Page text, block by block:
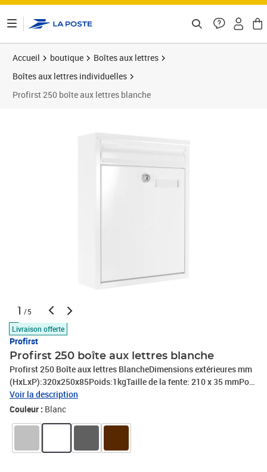
Accueil boutique
Boîtes aux lettres
Boîtes aux lettres individuelles
Profirst 250 boîte aux lettres blanche
1 /5
Livraison offerte
Profirst
Profirst 250 boîte aux lettres blanche
Profirst 250 Boîte aux lettres BlancheDimensions extérieures mm
(HxLxP):320x250x85Poids:1kgTaille de la fente: 210 x 35 mmPose
Murale (matériel de fixation inclus)Serrure à cylindre fournie avec
deux clésRésistance aux intempéries et antirouilleMatière: Acier
Voir la description
Couleur : Blanc